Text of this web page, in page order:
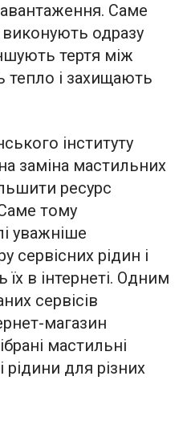
Саме
одразу
тертя між
тепло і захищають
інституту
заміна мастильних
ресурс
тому
уважніше
сервісних рідин і
в інтернеті. Одним
сервісів
магазин
мастильні
рідини для різних